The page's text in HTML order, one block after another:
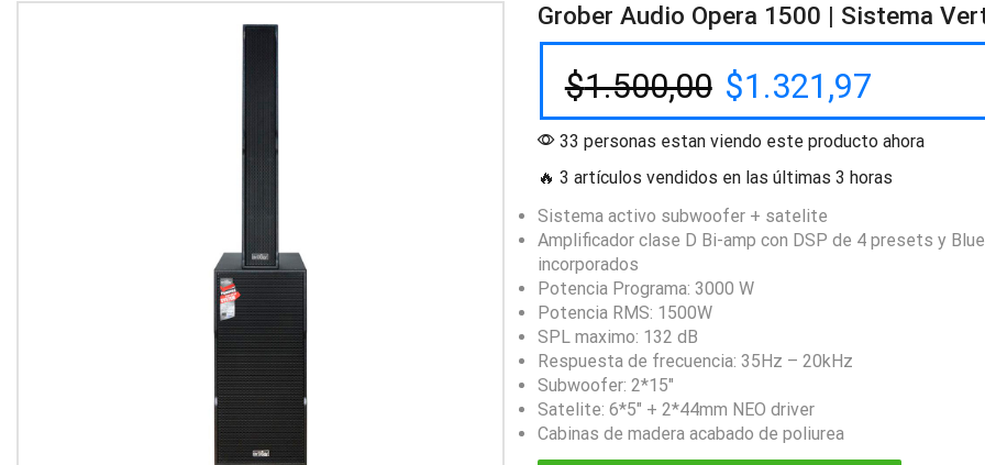
Grober Audio Opera 1500 | Sistema
$1.500,00 $1.321,97
33 personas estan viendo este producto ahora
🔥 3 artículos vendidos en las últimas 3 horas
Sistema activo subwoofer + satelite
Amplificador clase D Bi-amp con DSP de 4 presets y
incorporados
Potencia Programa: 3000 W
Potencia RMS: 1500W
SPL maximo: 132 dB
Respuesta de frecuencia: 35Hz – 20kHz
Subwoofer: 2*15″
Satelite: 6*5″ + 2*44mm NEO driver
Cabinas de madera acabado de poliurea